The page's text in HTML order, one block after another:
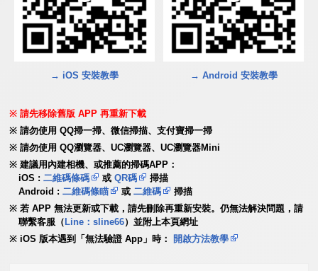
→ iOS 安裝教學 → Android 安裝教學
請先移除舊版 APP 再重新下載
請勿使用 QQ掃一掃、微信掃描、支付寶掃一掃
請勿使用 QQ瀏覽器、UC瀏覽器、UC瀏覽器Mini
建議用內建相機、或推薦的掃碼APP：
iOS :二維碼條碼 或QR碼
掃描
Android :二維碼條瞄 或二維碼
掃描
若 APP 無法更新或下載，請先刪除再重新安裝。仍無法解決問題，請
聯繫客服（ Line：sline66）並附上本頁網址
iOS 版本遇到「無法驗證 App」時：
開啟方法教學